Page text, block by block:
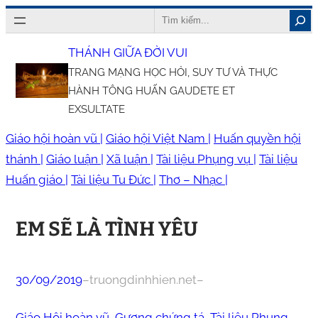
Chuyển
đến
nội
dung
Search
THÁNH GIỮA ĐỜI VUI
TRANG MẠNG HỌC HỎI, SUY TƯ VÀ THỰC
HÀNH TÔNG HUẤN GAUDETE ET
EXSULTATE
Giáo hội hoàn vũ | Giáo hội Việt Nam | Huấn quyền hội
thánh | Giáo luận | Xã luận | Tài liệu Phụng vụ | Tài liệu
Huấn giáo | Tài liệu Tu Đức | Thơ – Nhạc |
EM SẼ LÀ TÌNH YÊU
30/09/2019–truongdinhhien.net–